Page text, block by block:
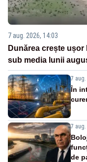
7 aug. 2026, 14:03
Dunărea crește ușor
sub media lunii
7 aug.
În
7 aug.
de